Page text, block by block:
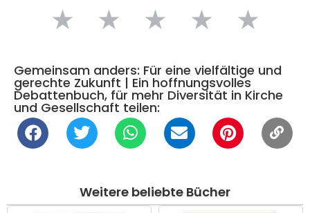
★ ★ ★ ★ ★
Gemeinsam anders: Für eine vielfältige und
gerechte Zukunft | Ein hoffnungsvolles
Debattenbuch, für mehr Diversität in Kirche
und Gesellschaft teilen:
Weitere beliebte Bücher